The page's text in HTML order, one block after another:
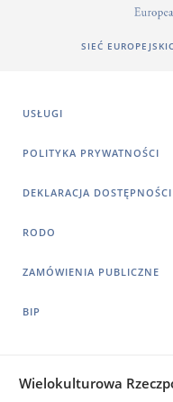
SIEĆ
USŁUGI
POLITYKA PRYWATNOŚCI
DEKLARACJA DOSTĘPNOŚCI
RODO
ZAMÓWIENIA PUBLICZNE
BIP
Wielokulturowa